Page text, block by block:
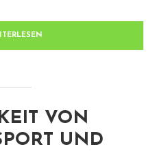
VON
UND